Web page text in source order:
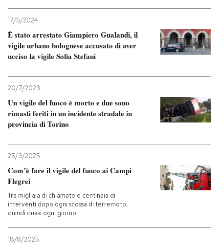
17/5/2024
È stato arrestato Giampiero Gualandi, il
vigile urbano bolognese accusato di aver
ucciso la vigile Sofia Stefani
20/7/2023
Un vigile del fuoco è morto e due sono
rimasti feriti in un incidente stradale in
provincia di Torino
25/3/2025
Com’è fare il vigile del fuoco ai Campi
Flegrei
Tra migliaia di chiamate e centinaia di
interventi dopo ogni scossa di terremoto,
quindi quasi ogni giorno
18/8/2025